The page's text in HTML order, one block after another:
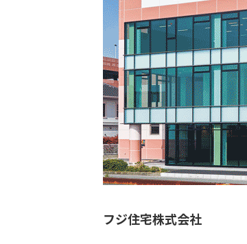
フジ住宅株式会社